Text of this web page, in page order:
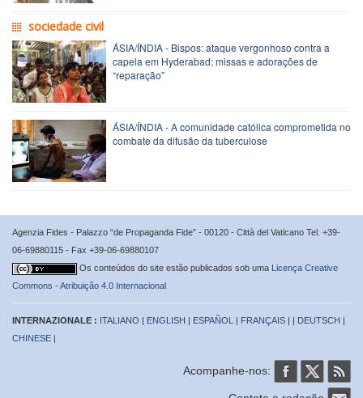
sociedade civil
ÁSIA/ÍNDIA - Bispos: ataque vergonhoso contra a
capela em Hyderabad; missas e adorações de
“reparação”
ÁSIA/ÍNDIA - A comunidade católica comprometida no
combate da difusão da tuberculose
Agenzia Fides - Palazzo “de Propaganda Fide” - 00120 - Città del Vaticano Tel. +39-
06-69880115 - Fax +39-06-69880107
Os conteúdos do site estão publicados sob uma Licença Creative
Commons - Atribuição 4.0 Internacional
INTERNAZIONALE : ITALIANO | ENGLISH | ESPAÑOL | FRANÇAIS | | DEUTSCH |
CHINESE |
Acompanhe-nos: